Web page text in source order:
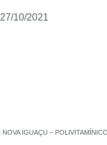
27/10/2021
IGUAÇU –